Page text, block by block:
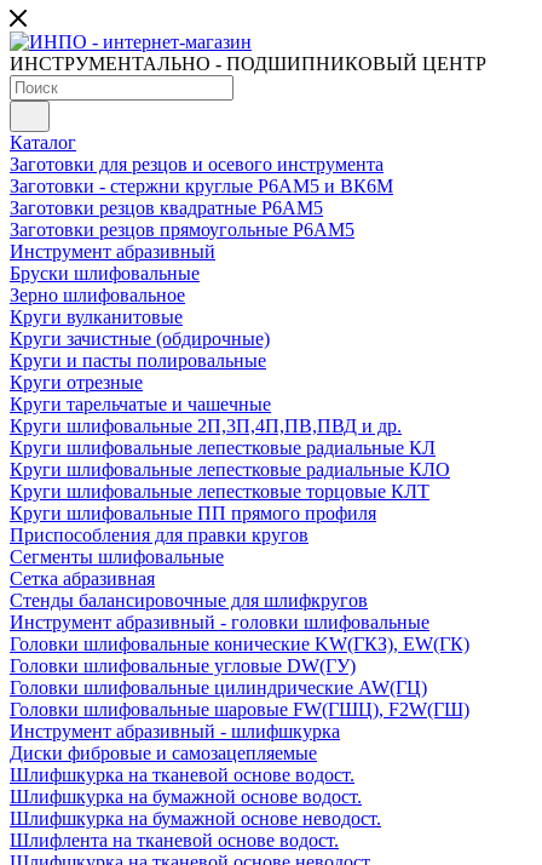
ИНСТРУМЕНТАЛЬНО - ПОДШИПНИКОВЫЙ ЦЕНТР
Каталог
Заготовки для резцов и осевого инструмента
Заготовки - стержни круглые Р6АМ5 и ВК6М
Заготовки резцов квадратные Р6АМ5
Заготовки резцов прямоугольные Р6АМ5
Инструмент абразивный
Бруски шлифовальные
Зерно шлифовальное
Круги вулканитовые
Круги зачистные (обдирочные)
Круги и пасты полировальные
Круги отрезные
Круги тарельчатые и чашечные
Круги шлифовальные 2П,3П,4П,ПВ,ПВД и др.
Круги шлифовальные лепестковые радиальные КЛ
Круги шлифовальные лепестковые радиальные КЛО
Круги шлифовальные лепестковые торцовые КЛТ
Круги шлифовальные ПП прямого профиля
Приспособления для правки кругов
Сегменты шлифовальные
Сетка абразивная
Стенды балансировочные для шлифкругов
Инструмент абразивный - головки шлифовальные
Головки шлифовальные конические KW(ГКЗ), EW(ГК)
Головки шлифовальные угловые DW(ГУ)
Головки шлифовальные цилиндрические AW(ГЦ)
Головки шлифовальные шаровые FW(ГШЦ), F2W(ГШ)
Инструмент абразивный - шлифшкурка
Диски фибровые и самозацепляемые
Шлифшкурка на тканевой основе водост.
Шлифшкурка на бумажной основе водост.
Шлифшкурка на бумажной основе неводост.
Шлифлента на тканевой основе водост.